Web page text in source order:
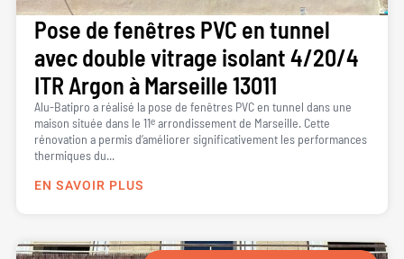
Pose de fenêtres PVC en tunnel
avec double vitrage isolant 4/20/4
ITR Argon à Marseille 13011
Alu-Batipro a réalisé la pose de fenêtres PVC en tunnel dans une
maison située dans le 11ᵉ arrondissement de Marseille. Cette
rénovation a permis d’améliorer significativement les performances
thermiques du...
EN SAVOIR PLUS